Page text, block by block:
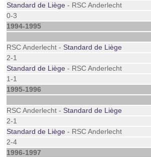
Standard de Liège - RSC Anderlecht
0-3
1994-1995
RSC Anderlecht -Standard de Liège
2-1
Standard de Liège - RSC Anderlecht
1-1
1995-1996
RSC Anderlecht -Standard de Liège
2-1
Standard de Liège - RSC Anderlecht
2-4
1996-1997